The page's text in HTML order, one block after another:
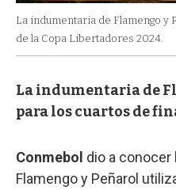
La indumentaria de Flamengo y
de la Copa Libertadores 2024.
La indumentaria de
para los cuartos de
Conmebol dio a conocer
Flamengo y Peñarol